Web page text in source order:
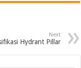
Next
Hydrant Pillar